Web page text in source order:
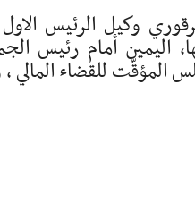
وكيل الرئيس
اليمين أمام
المؤقّت للقضاء المالي